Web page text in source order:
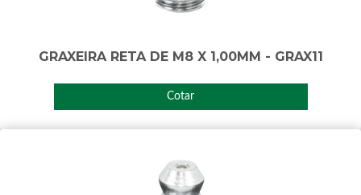
GRAXEIRA RETA DE M8 X 1,00MM - GRAX11
Cotar